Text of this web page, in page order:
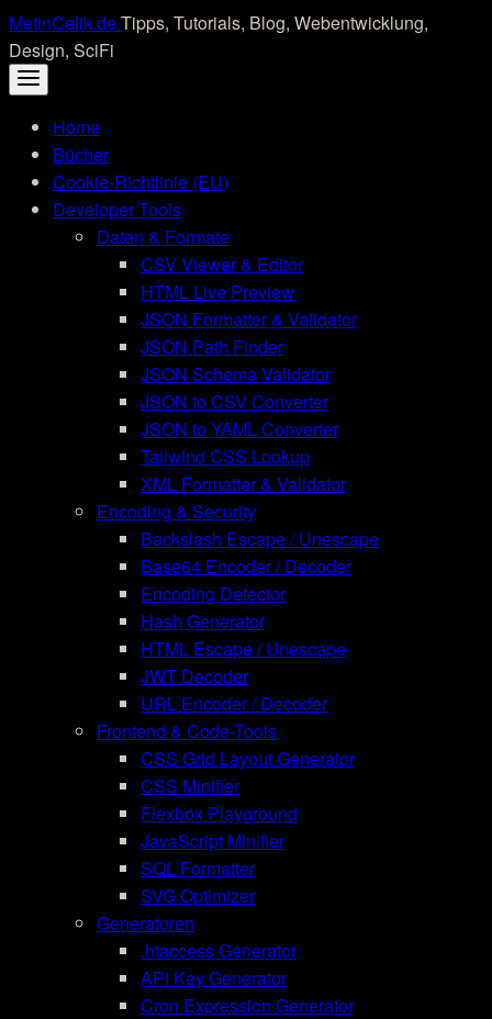
Skip
to
content
MetinCelik.deTipps, Tutorials, Blog, Webentwicklung,
Design, SciFi
Home
Bücher
Cookie-Richtlinie (EU)
Developer Tools
Daten & Formate
CSV Viewer & Editor
HTML Live Preview
JSON Formatter & Validator
JSON Path Finder
JSON Schema Validator
JSON to CSV Converter
JSON to YAML Converter
Tailwind CSS Lookup
XML Formatter & Validator
Encoding & Security
Backslash Escape / Unescape
Base64 Encoder / Decoder
Encoding Detector
Hash Generator
HTML Escape / Unescape
JWT Decoder
URL Encoder / Decoder
Frontend & Code-Tools
CSS Grid Layout Generator
CSS Minifier
Flexbox Playground
JavaScript Minifier
SQL Formatter
SVG Optimizer
Generatoren
.htaccess Generator
API Key Generator
Cron Expression Generator